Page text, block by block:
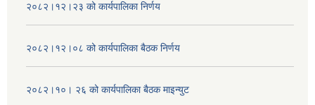
२०८२।१२।२३ को कार्यपालिका निर्णय
२०८२।१२।०८ को कार्यपालिका बैठक निर्णय
२०८२।१०। २६ को कार्यपालिका बैठक माइन्युट